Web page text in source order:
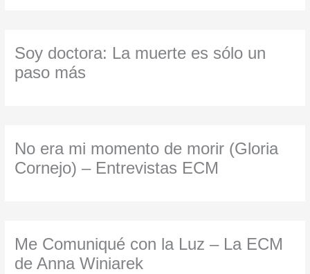
Soy doctora: La muerte es sólo un
paso más
No era mi momento de morir (Gloria
Cornejo) – Entrevistas ECM
Me Comuniqué con la Luz – La ECM
de Anna Winiarek